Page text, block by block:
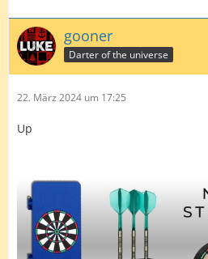
gooner
Darter of the universe
22. März 2024 um 17:25
Up